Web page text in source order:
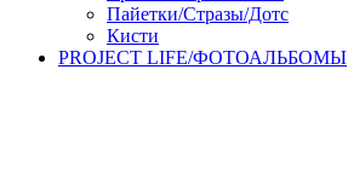
Пайетки/Стразы/Дотс
Кисти
PROJECT LIFE/ФОТОАЛЬБОМЫ